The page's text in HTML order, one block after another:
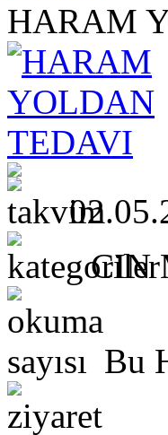
HARAM
CIN
Bu